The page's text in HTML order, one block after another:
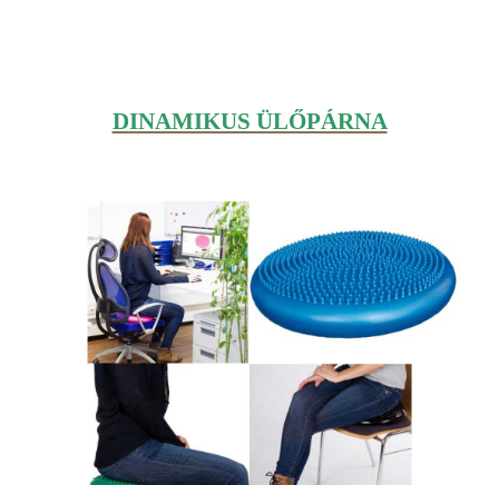
DINAMIKUS ÜLŐPÁRNA